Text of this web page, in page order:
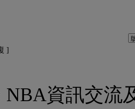
]
NBA資訊交流